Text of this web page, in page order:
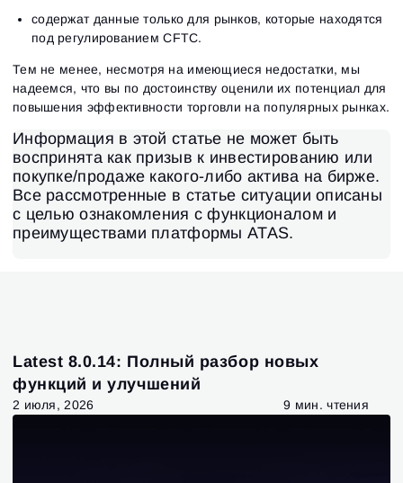
содержат данные только для рынков, которые находятся
под регулированием CFTC.
Тем не менее, несмотря на имеющиеся недостатки, мы
надеемся, что вы по достоинству оценили их потенциал для
повышения эффективности торговли на популярных рынках.
Информация в этой статье не может быть
воспринята как призыв к инвестированию или
покупке/продаже какого-либо актива на бирже.
Все рассмотренные в статье ситуации описаны
с целью ознакомления с функционалом и
преимуществами платформы ATAS.
Latest 8.0.14: Полный разбор новых
функций и улучшений
2 июля, 2026 9 мин. чтения